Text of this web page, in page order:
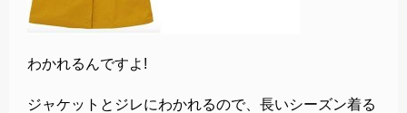
わかれるんですよ!
ジャケットとジレにわかれるので、長いシーズン着る